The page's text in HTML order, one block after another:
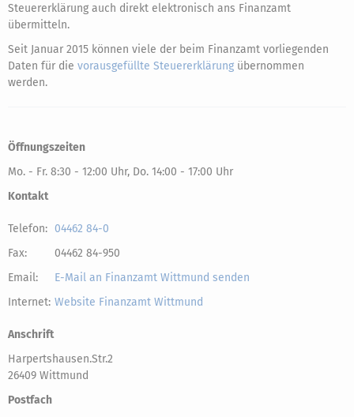
Steuererklärung auch direkt elektronisch ans Finanzamt
übermitteln.
Seit Januar 2015 können viele der beim Finanzamt vorliegenden
Daten für die vorausgefüllte Steuererklärung übernommen
werden.
Öffnungszeiten
Mo. - Fr. 8:30 - 12:00 Uhr, Do. 14:00 - 17:00 Uhr
Kontakt
Telefon: 04462 84-0
Fax:
04462 84-950
Email:
E-Mail an Finanzamt Wittmund senden
Internet: Website Finanzamt Wittmund
Anschrift
Harpertshausen.Str.2
26409 Wittmund
Postfach